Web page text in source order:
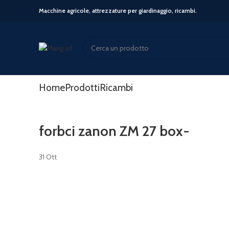
Macchine agricole, attrezzature per giardinaggio, ricambi.
HomeProdottiRicambi
forbci zanon ZM 27 box-
31 Ott
Start typing to see posts you are looking for.